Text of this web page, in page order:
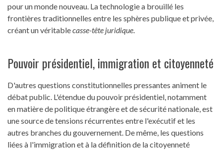
pour un monde nouveau. La technologie a brouillé les
frontières traditionnelles entre les sphères publique et privée,
créant un véritablecasse-tête juridique.
Pouvoir présidentiel, immigration et citoyenneté
D'autres questions constitutionnelles pressantes animent le
débat public. L'étendue du pouvoir présidentiel, notamment
en matière de politique étrangère et de sécurité nationale, est
une source de tensions récurrentes entre l'exécutif et les
autres branches du gouvernement. De même, les questions
liées à l'immigration et à la définition de la citoyenneté